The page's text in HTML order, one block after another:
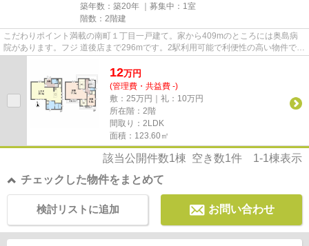
築年数：築20年 ｜募集中： 1室
階数：2階建
こだわりポイント満載の南町１丁目一戸建て。家から409mのところには奥島病
院があります。フジ 道後店まで296mです。2駅利用可能で利便性の高い物件で
12万円
(管理費・共益費 -)
敷：25万円｜礼：10万円
所在階：2階
間取り：2LDK
面積：123.60㎡
該当公開件数1棟 空き数1件 1-1棟表示
チェックした物件をまとめて
お問い合わせ
検討リストに追加